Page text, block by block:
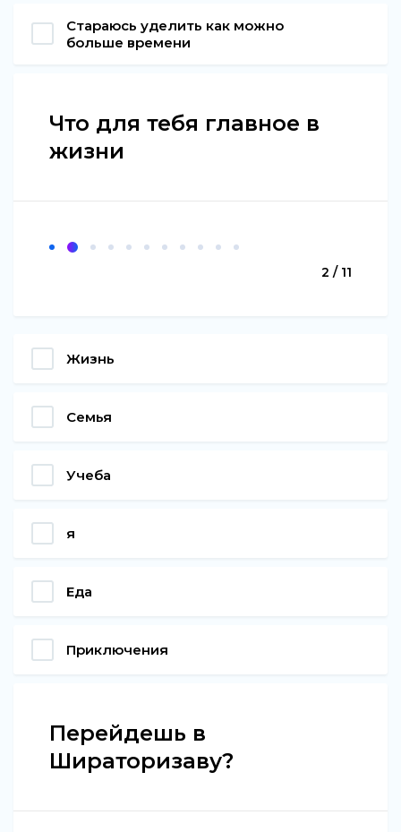
Стараюсь уделить как можно
больше времени
Что для тебя главное в
жизни
2 / 11
Жизнь
Семья
Учеба
я
Еда
Приключения
Перейдешь в
Шираторизаву?